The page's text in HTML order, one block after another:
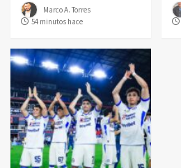
Marco A. Torres
54 minutos hace